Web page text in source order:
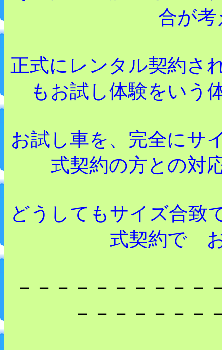
合が
正式にレンタル契約さ
もお試し体験をいう
お試し車を、完全にサ
式契約の方との対
どうしてもサイズ合致
式契約で
－－－－－－－－－－
－－－－－－－